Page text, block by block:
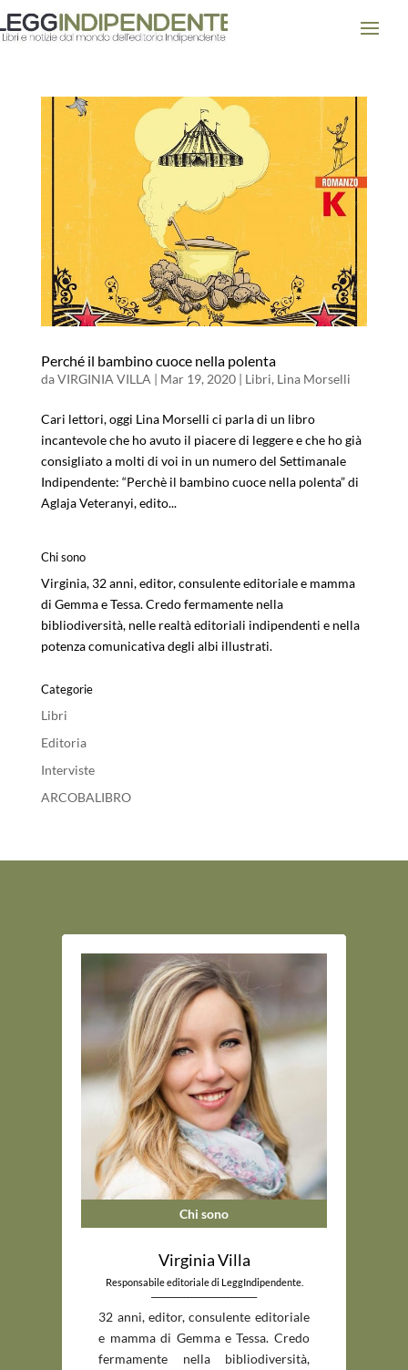
Perché il bambino cuoce nella polenta
daVIRGINIA VILLA | Mar 19, 2020| Libri, Lina Morselli
Cari lettori, oggi Lina Morselli ci parla di un libro
incantevole che ho avuto il piacere di leggere e che ho già
consigliato a molti di voi in un numero del Settimanale
Indipendente: “Perchè il bambino cuoce nella polenta” di
Aglaja Veteranyi, edito...
Chi sono
Virginia, 32 anni, editor, consulente editoriale e mamma
di Gemma e Tessa. Credo fermamente nella
bibliodiversità, nelle realtà editoriali indipendenti e nella
potenza comunicativa degli albi illustrati.
Categorie
Libri
Editoria
Interviste
ARCOBALIBRO
Chi sono
Virginia Villa
Responsabile editoriale di LeggIndipendente.
_____________________________
32 anni, editor, consulente editoriale
e mamma di Gemma e Tessa. Credo
fermamente nella bibliodiversità,